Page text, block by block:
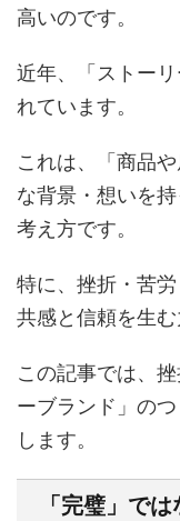
高いのです。
近年、「ストー
れています。
これは、「商品
な背景・想いを
考え方です。
特に、挫折・苦
共感と信頼を生む
この記事では、
ーブランド」の
します。
「完璧」で